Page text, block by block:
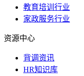
教育培训行业
家政服务行业
资源中心
背调资讯
HR知识库